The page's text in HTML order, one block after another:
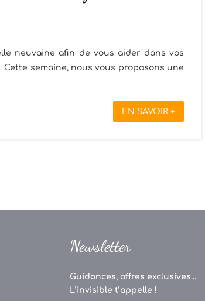
neuvaine afin de vous aider dans vos
semaine, nous vous proposons une
EN SAVOIR +
Newsletter
Guidances, offres exclusives...
L’invisible t’appelle !